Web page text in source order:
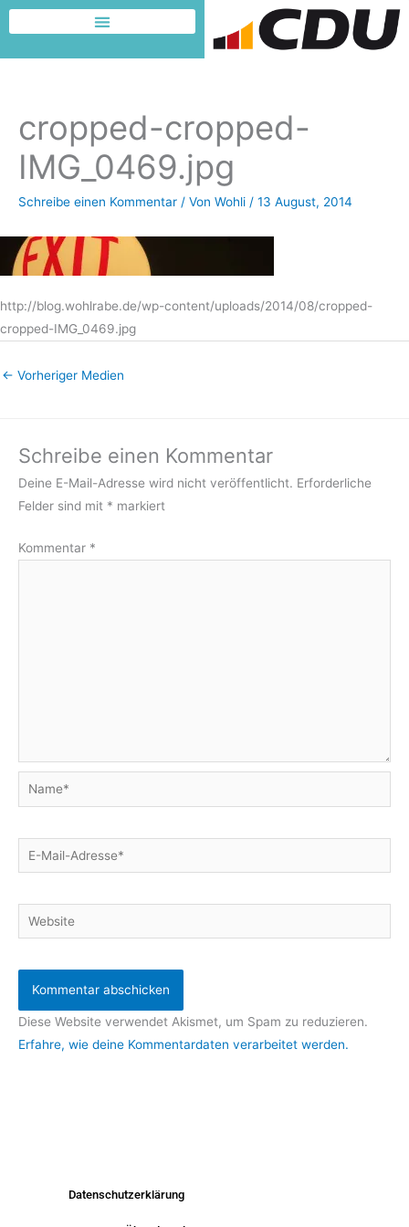
Zum
Inhalt
springen
cropped-cropped-
IMG_0469.jpg
Schreibe einen Kommentar / Von Wohli / 13 August, 2014
http://blog.wohlrabe.de/wp-content/uploads/2014/08/cropped-
cropped-IMG_0469.jpg
← Vorheriger Medien
Schreibe einen Kommentar
Deine E-Mail-Adresse wird nicht veröffentlicht. Erforderliche
Felder sind mit * markiert
Kommentar *
Name*
E-
Mail-
Website
Diese Website verwendet Akismet, um Spam zu reduzieren.
Erfahre, wie deine Kommentardaten verarbeitet werden.
Datenschutzerklärung